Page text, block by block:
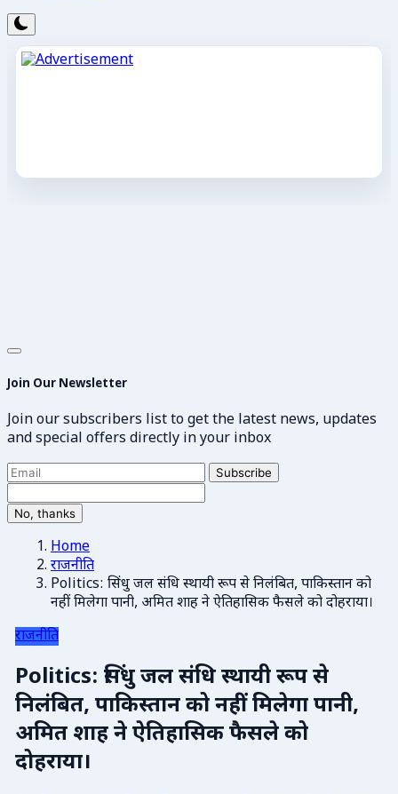
Join Our Newsletter
Join our subscribers list to get the latest news, updates
and special offers directly in your inbox
Subscribe
No, thanks
Home
राजनीति
Politics: सिंधु जल संधि स्थायी रूप से निलंबित, पाकिस्तान को
नहीं मिलेगा पानी, अमित शाह ने ऐतिहासिक फैसले को दोहराया।
राजनीति
Politics: सिंधु जल संधि स्थायी रूप से
निलंबित, पाकिस्तान को नहीं मिलेगा पानी,
अमित शाह ने ऐतिहासिक फैसले को
दोहराया।